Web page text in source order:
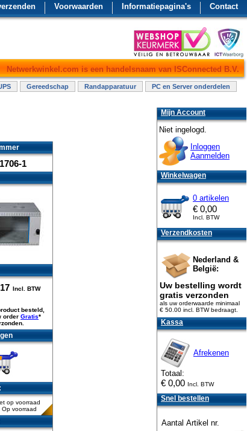
Contact
Informatiepagina's
Voorwaarden
Netwerkwinkel.com is een handelsnaam van ISConnected B.V.
Gereedschap Randapparatuur
PC en Server onderdelen
1
Incl. BTW
besteld,
order Gratis*
op voorraad
Op voorraad
Mijn Account
Niet ingelogd.
Inloggen
Aanmelden
Winkelwagen
0 artikelen
€ 0,00
Incl. BTW
Verzendkosten
Nederland &
België:
Uw bestelling wordt
gratis verzonden
als uw orderwaarde minimaal
€ 50.00 incl. BTWbedraagt.
Kassa
Afrekenen
Totaal:
€ 0,00 Incl. BTW
Snel bestellen
Aantal Artikel nr.